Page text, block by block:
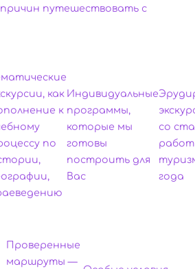
причин путешествовать с
как
к
по
Индивидуальные
программы,
которые мы
готовы
построить для
Вас
со
года
Проверенные
маршруты —